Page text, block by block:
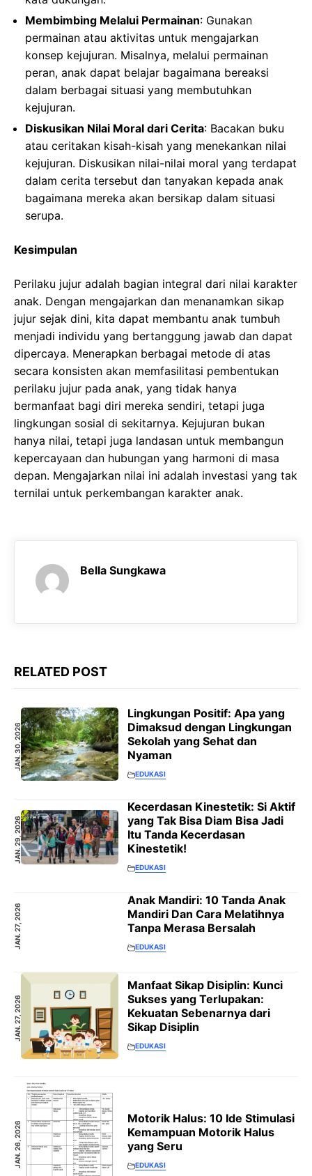
Membimbing Melalui Permainan: Gunakan
permainan atau aktivitas untuk mengajarkan
konsep kejujuran. Misalnya, melalui permainan
peran, anak dapat belajar bagaimana bereaksi
dalam berbagai situasi yang membutuhkan
kejujuran.
Diskusikan Nilai Moral dari Cerita: Bacakan buku
atau ceritakan kisah-kisah yang menekankan nilai
kejujuran. Diskusikan nilai-nilai moral yang terdapat
dalam cerita tersebut dan tanyakan kepada anak
bagaimana mereka akan bersikap dalam situasi
serupa.
Kesimpulan
Perilaku jujur adalah bagian integral dari nilai karakter
anak. Dengan mengajarkan dan menanamkan sikap
jujur sejak dini, kita dapat membantu anak tumbuh
menjadi individu yang bertanggung jawab dan dapat
dipercaya. Menerapkan berbagai metode di atas
secara konsisten akan memfasilitasi pembentukan
perilaku jujur pada anak, yang tidak hanya
bermanfaat bagi diri mereka sendiri, tetapi juga
lingkungan sosial di sekitarnya. Kejujuran bukan
hanya nilai, tetapi juga landasan untuk membangun
kepercayaan dan hubungan yang harmoni di masa
depan. Mengajarkan nilai ini adalah investasi yang tak
ternilai untuk perkembangan karakter anak.
Bella Sungkawa
RELATED POST
JAN. 30, 2026
Lingkungan Positif: Apa yang
Dimaksud dengan Lingkungan
Sekolah yang Sehat dan
Nyaman
EDUKASI
JAN. 29, 2026
Kecerdasan Kinestetik: Si Aktif
yang Tak Bisa Diam Bisa Jadi
Itu Tanda Kecerdasan
Kinestetik!
EDUKASI
JAN. 27, 2026
Anak Mandiri: 10 Tanda Anak
Mandiri Dan Cara Melatihnya
Tanpa Merasa Bersalah
EDUKASI
JAN. 27, 2026
Manfaat Sikap Disiplin: Kunci
Sukses yang Terlupakan:
Kekuatan Sebenarnya dari
Sikap Disiplin
EDUKASI
JAN. 26, 2026
Motorik Halus: 10 Ide Stimulasi
Kemampuan Motorik Halus
yang Seru
EDUKASI